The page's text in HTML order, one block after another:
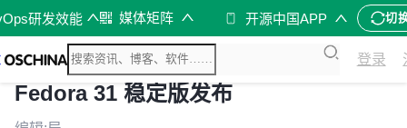
研发效能 媒体矩阵 开源中国APP 切
登录
Fedora 31 稳定版发布